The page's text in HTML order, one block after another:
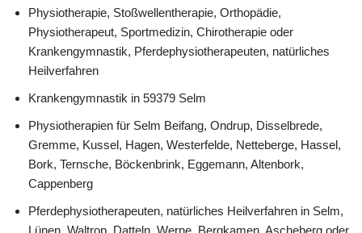
Physiotherapie, Stoßwellentherapie, Orthopädie,
Physiotherapeut, Sportmedizin, Chirotherapie oder
Krankengymnastik, Pferdephysiotherapeuten, natürliches
Heilverfahren
Krankengymnastik in 59379 Selm
Physiotherapien für Selm Beifang, Ondrup, Disselbrede,
Gremme, Kussel, Hagen, Westerfelde, Netteberge, Hassel,
Bork, Ternsche, Böckenbrink, Eggemann, Altenbork,
Cappenberg
Pferdephysiotherapeuten, natürliches Heilverfahren in Selm,
Lünen, Waltrop, Datteln, Werne, Bergkamen, Ascheberg oder